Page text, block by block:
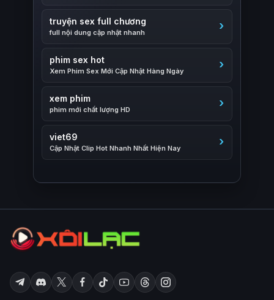
truyện sex full chương
full nội dung cập nhật nhanh
phim sex hot
Xem Phim Sex Mới Cập Nhật Hàng Ngày
xem phim
phim mới chất lượng HD
viet69
Cập Nhật Clip Hot Nhanh Nhất Hiện Nay